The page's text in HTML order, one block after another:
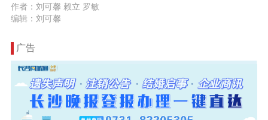
作者：刘可馨 赖立 罗敏
编辑：刘可馨
广告